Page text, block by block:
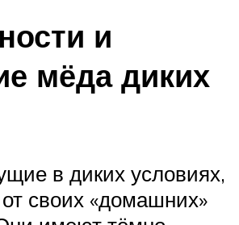
и
мёда диких
в диких условиях,
своих «домашних»